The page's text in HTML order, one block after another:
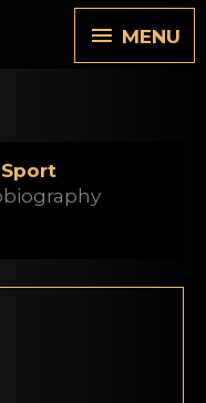
MENU
MENU